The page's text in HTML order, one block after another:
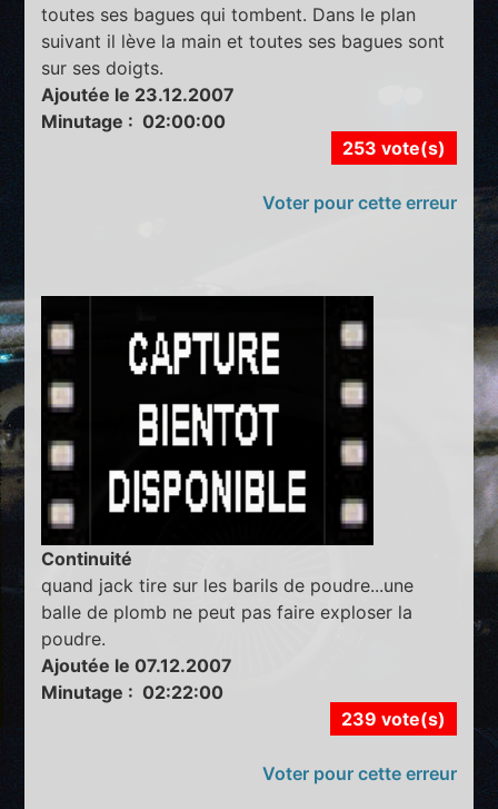
toutes ses bagues qui tombent. Dans le plan
suivant il lève la main et toutes ses bagues sont
sur ses doigts.
Ajoutée le 23.12.2007
Minutage : 02:00:00
253 vote(s)
Voter pour cette erreur
Continuité
quand jack tire sur les barils de poudre...une
balle de plomb ne peut pas faire exploser la
poudre.
Ajoutée le 07.12.2007
Minutage : 02:22:00
239 vote(s)
Voter pour cette erreur